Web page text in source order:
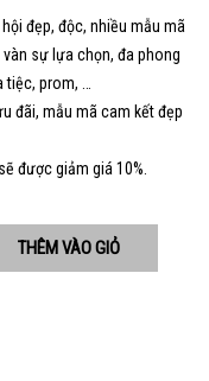
đẹp, độc, nhiều mẫu mã
sự lựa chọn, đa phong
prom, …
đãi, mẫu mã cam kết đẹp
được giảm giá 10%.